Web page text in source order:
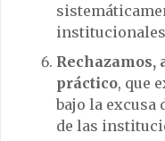
Rechazamos,
práctico, que
bajo la excusa
de las